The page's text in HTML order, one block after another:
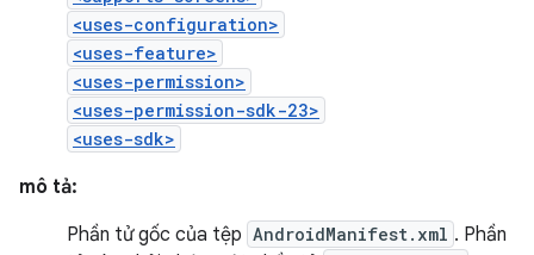
<uses-configuration>
<uses-feature>
<uses-permission>
<uses-permission-sdk-23>
<uses-sdk>
mô tả:
Phần tử gốc của tệp AndroidManifest.xml . Phần